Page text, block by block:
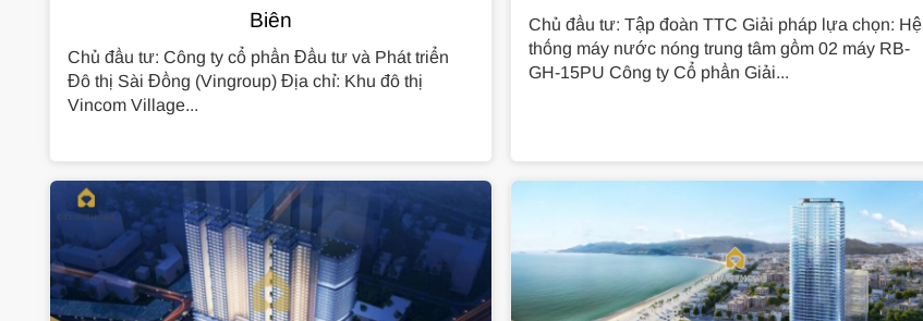
Biên
Chủ đầu tư: Công ty cổ phần Đầu tư và Phát triển
Đô thị Sài Đồng (Vingroup) Địa chỉ: Khu đô thị
Vincom Village...
Chủ đầu tư: Tập đoàn TTC Giải pháp lựa chọn: Hệ
thống máy nước nóng trung tâm gồm 02 máy RB-
GH-15PU Công ty Cổ phần Giải...